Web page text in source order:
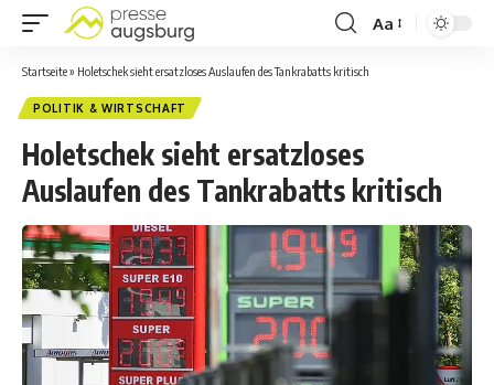
Aa
Startseite» Holetschek sieht ersatzloses Auslaufen des Tankrabatts kritisch
POLITIK & WIRTSCHAFT
Holetschek sieht ersatzloses
Auslaufen des Tankrabatts kritisch